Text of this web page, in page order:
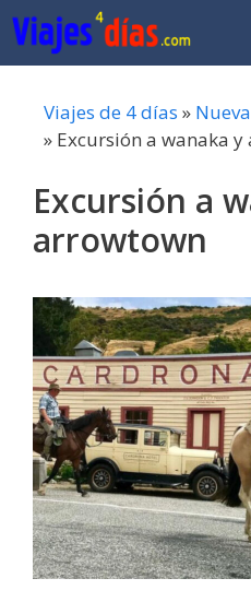
Saltar
al
contenido
Viajes de 4 días »
» Excursión a wanaka
Excursión a
arrowtown